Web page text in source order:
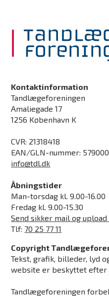
Kontaktinformation
Tandlægeforeningen
Amaliegade 17
1256 København K
CVR: 21318418
EAN/GLN-nummer:
info@tdl.dk
Åbningstider
Man-torsdag kl. 9.00-16.00
Fredag kl. 9.00-15.30
Send sikker mail og
Tlf: 70 25 77 11
Copyright
Tekst, grafik, billeder, lyd
website er beskyttet efter
Tandlægeforeningen